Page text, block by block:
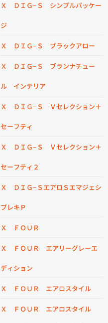
Ｘ ＤＩＧ−Ｓ シンプルパッケー
ジ
Ｘ ＤＩＧ−Ｓ ブラックアロー
Ｘ ＤＩＧ−Ｓ ブランナチュー
ル インテリア
Ｘ ＤＩＧ−Ｓ Ｖセレクション＋
セーフティ
Ｘ ＤＩＧ−Ｓ Ｖセレクション＋
セーフティ２
Ｘ ＤＩＧ−ＳエアロＳエマジェシ
ブレキＰ
Ｘ ＦＯＵＲ
Ｘ ＦＯＵＲ エアリーグレーエ
ディション
Ｘ ＦＯＵＲ エアロスタイル
Ｘ ＦＯＵＲ エアロスタイル